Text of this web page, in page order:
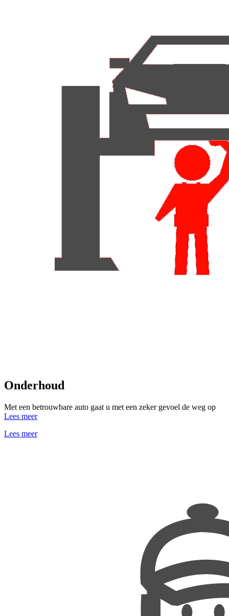
Onderhoud
Met een betrouwbare auto gaat u met een zeker gevoel de weg op
Lees meer
Lees meer